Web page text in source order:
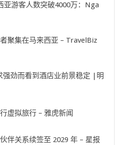
亚游客人数突破4000万：Nga
聚集在马来西亚 – TravelBiz
强劲而看到酒店业前景稳定 |明
虚拟旅行 – 雅虎新闻
伴关系续签至 2029 年 – 星报